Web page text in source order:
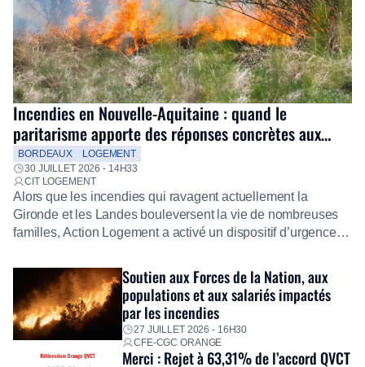
Incendies en Nouvelle-Aquitaine : quand le
paritarisme apporte des réponses concrètes aux
salariés
BORDEAUX
LOGEMENT
30 JUILLET 2026 - 14H33
CIT LOGEMENT
Alors que les incendies qui ravagent actuellement la
Gironde et les Landes bouleversent la vie de nombreuses
familles, Action Logement a activé un dispositif d’urgence
Fidèle à sa mission d’utilité sociale, le Groupe mobilise
immédiatement ses équipes afin de proposer un diagnostic
personnalisé, des aides financières pour faire face aux
premières dépenses, […]
Soutien aux Forces de la Nation, aux
populations et aux salariés impactés
par les incendies
27 JUILLET 2026 - 16H30
CFE-CGC ORANGE
Merci : Rejet à 63,31% de l’accord QVCT